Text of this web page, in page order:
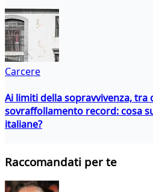
Carcere
Ai limiti della sopravvivenza, tra
sovraffollamento record: cosa
italiane?
Raccomandati per te